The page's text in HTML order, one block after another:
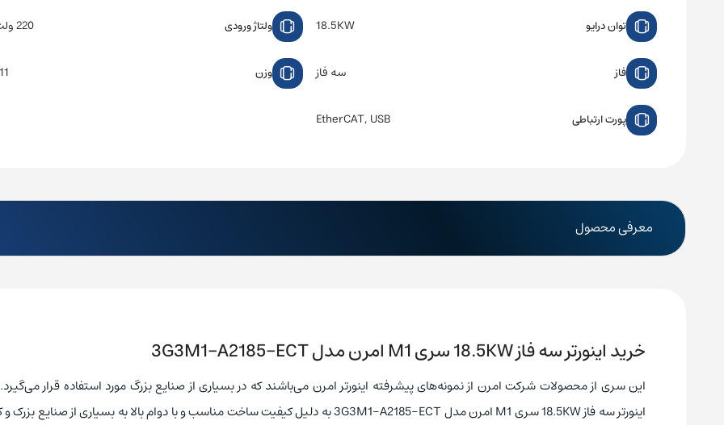
توان درایو 18.5KW ولتاژ ورودی 220 ولت سه فاز
فاز سه فاز وزن 11
پورت ارتباطی EtherCAT, USB
معرفی محصول
خرید اینورتر سه فاز 18.5KW سری M1 امرن مدل 3G3M1-A2185-ECT
این سری از محصولات شرکت امرن از نمونه‌های پیشرفته اینورتر امرن می‌باشند که در بسیاری از صنایع بزرگ مورد استفاده قرار می
اینورتر سه فاز 18.5KW سری M1 امرن مدل 3G3M1-A2185-ECT
به دلیل کیفیت ساخت مناسب و با دوام بالا به بسیاری از صنایع بزرک